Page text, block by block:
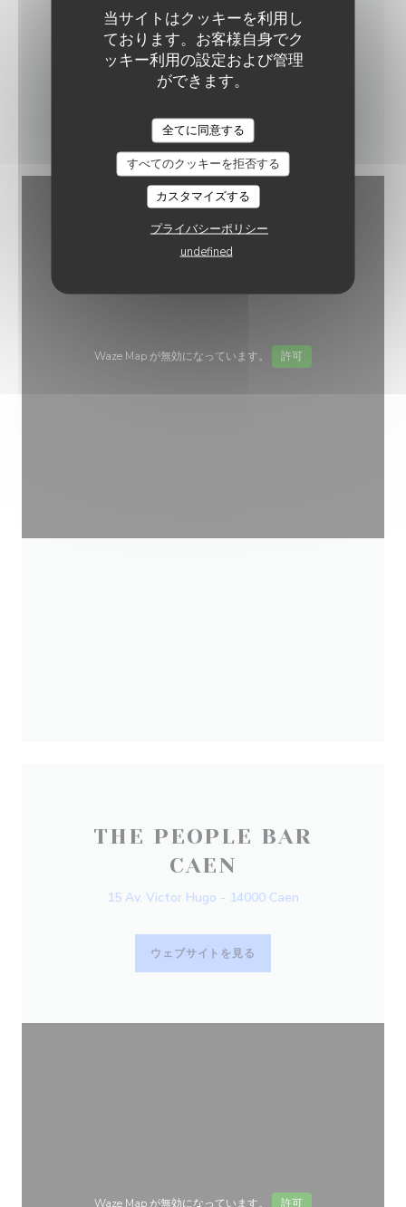
当サイトはクッキーを利用し
ております。お客様自身でク
ッキー利用の設定および管理
ができます。
全てに同意する
すべてのクッキーを拒否する
カスタマイズする
プライバシーポリシー
undefined
TITI PALACIO
17 boulevard Morland - 75004 Paris
Waze Map が無効になっています。 許可
THE PEOPLE BAR
CAEN
15 Av. Victor Hugo - 14000 Caen
ウェブサイトを見る
Waze Map が無効になっています。 許可